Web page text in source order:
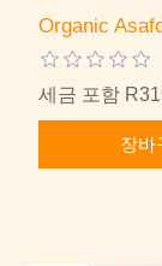
Organic
세금 포함
장바